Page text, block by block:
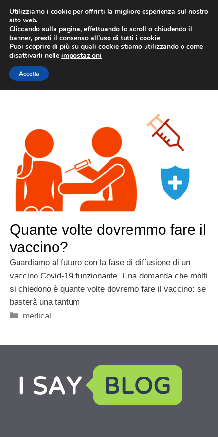
contenuto
medical
Quante volte dovremmo fare il
vaccino?
Guardiamo al futuro con la fase di diffusione di un
vaccino Covid-19 funzionante. Una domanda che molti
si chiedono è quante volte dovremo fare il vaccino: se
basterà una tantum
Categorie
medical
Utilizziamo i cookie per offrirti la migliore esperienza sul nostro
sito web.
Cliccando sulla pagina, effettuando lo scroll o chiudendo il
banner, presti il consenso all’uso di tutti i cookie
Puoi scoprire di più su quali cookie stiamo utilizzando o come
disattivarli nelle impostazioni
Accetta